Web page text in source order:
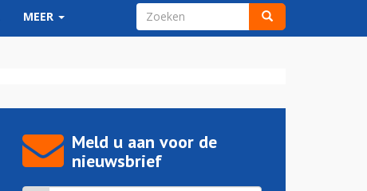
MEER ZOEKVELD
Meld u aan voor de
nieuwsbrief